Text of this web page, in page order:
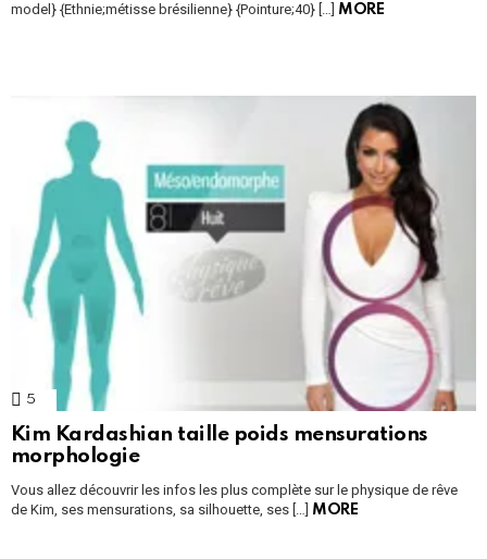
model} {Ethnie;métisse brésilienne} {Pointure;40} […] MORE
5 Comments
Kim Kardashian taille poids mensurations
morphologie
Vous allez découvrir les infos les plus complète sur le physique de rêve
de Kim, ses mensurations, sa silhouette, ses […] MORE